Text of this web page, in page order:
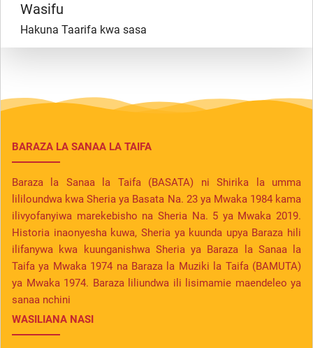
Wasifu
Hakuna Taarifa kwa sasa
BARAZA LA SANAA LA TAIFA
Baraza la Sanaa la Taifa (BASATA) ni Shirika la umma
lililoundwa kwa Sheria ya Basata Na. 23 ya Mwaka 1984 kama
ilivyofanyiwa marekebisho na Sheria Na. 5 ya Mwaka 2019.
Historia inaonyesha kuwa, Sheria ya kuunda upya Baraza hili
ilifanywa kwa kuunganishwa Sheria ya Baraza la Sanaa la
Taifa ya Mwaka 1974 na Baraza la Muziki la Taifa (BAMUTA)
ya Mwaka 1974. Baraza liliundwa ili lisimamie maendeleo ya
sanaa nchini
WASILIANA NASI